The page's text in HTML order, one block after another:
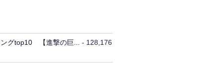
グtop10 【進撃の巨... - 128,176